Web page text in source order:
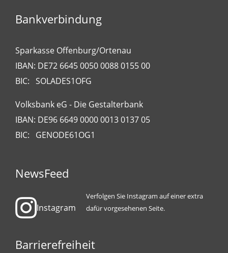
Bankverbindung
Sparkasse Offenburg/Ortenau
IBAN: DE72 6645 0050 0088 0155 00
BIC: SOLADES1OFG
Volksbank eG - Die Gestalterbank
IBAN: DE96 6649 0000 0013 0137 05
BIC: GENODE61OG1
NewsFeed
Instagram
Verfolgen Sie Instagram auf einer extra
dafür vorgesehenen Seite.
Barrierefreiheit